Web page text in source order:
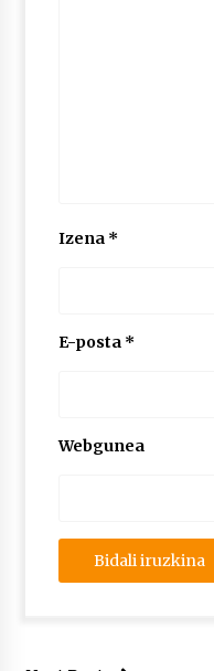
Izena *
E-posta *
Webgunea